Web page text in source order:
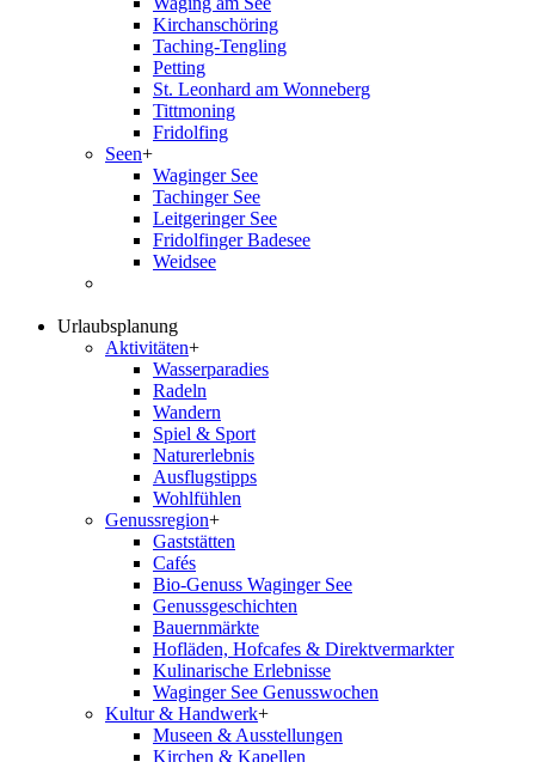
Kirchanschöring
Taching-Tengling
Petting
St. Leonhard am Wonneberg
Tittmoning
Fridolfing
Seen+
Waginger See
Tachinger See
Leitgeringer See
Fridolfinger Badesee
Weidsee
Urlaubsplanung
Aktivitäten+
Wasserparadies
Radeln
Wandern
Spiel & Sport
Naturerlebnis
Ausflugstipps
Wohlfühlen
Genussregion+
Gaststätten
Cafés
Bio-Genuss Waginger See
Genussgeschichten
Bauernmärkte
Hofläden, Hofcafes & Direktvermarkter
Kulinarische Erlebnisse
Waginger See Genusswochen
Kultur & Handwerk+
Museen & Ausstellungen
Kirchen & Kapellen